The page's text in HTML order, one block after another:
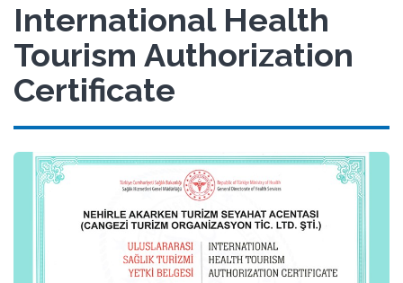
International Health
Tourism Authorization
Certificate